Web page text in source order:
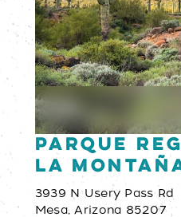
Parque
la
3939 N Usery Pass Rd
Mesa, Arizona 85207